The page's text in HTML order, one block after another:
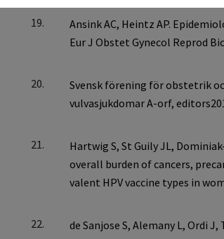
19.
20.
21.
22.